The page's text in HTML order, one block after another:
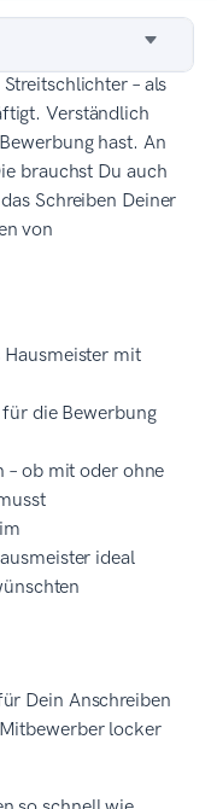
– als
Verständlich
hast. An
brauchst Du auch
Schreiben Deiner
von
Hausmeister mit
die Bewerbung
– ob mit oder ohne
ideal
Dein Anschreiben
locker